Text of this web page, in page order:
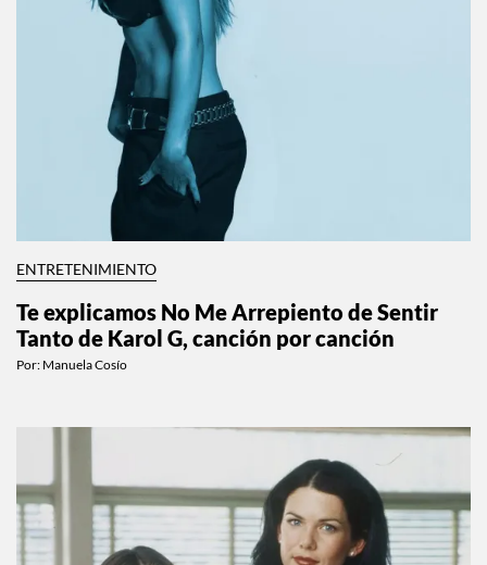
ENTRETENIMIENTO
Te explicamos No Me Arrepiento de Sentir
Tanto de Karol G, canción por canción
Por: Manuela Cosío